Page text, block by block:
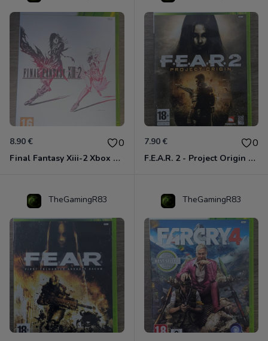
8.90 € 0
Final Fantasy Xiii-2 Xbox 360
7.90 € 0
F.E.A.R. 2 - Project Origin Xbox 360
TheGamingR83 TheGamingR83